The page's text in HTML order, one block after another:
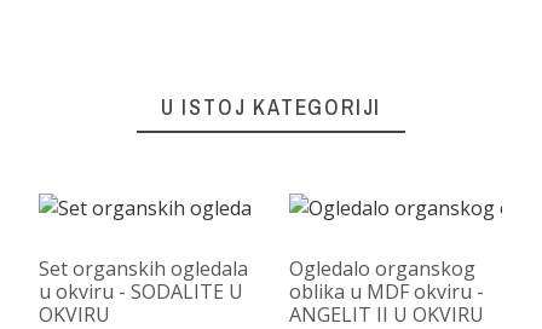
U ISTOJ KATEGORIJI
Set organskih ogledala
u okviru - SODALITE U
OKVIRU
Ogledalo organskog
oblika u MDF okviru -
ANGELIT II U OKVIRU